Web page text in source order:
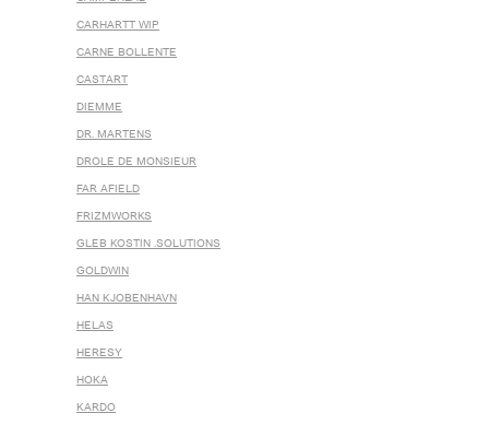
CARHARTT WIP
CARNE BOLLENTE
CASTART
DIEMME
DR. MARTENS
DROLE DE MONSIEUR
FAR AFIELD
FRIZMWORKS
GLEB KOSTIN .SOLUTIONS
GOLDWIN
HAN KJOBENHAVN
HELAS
HERESY
HOKA
KARDO